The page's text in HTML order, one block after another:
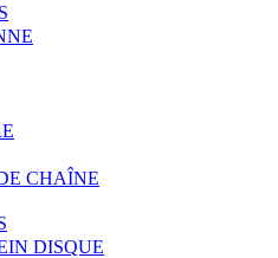
CHAÎNE
DISQUE